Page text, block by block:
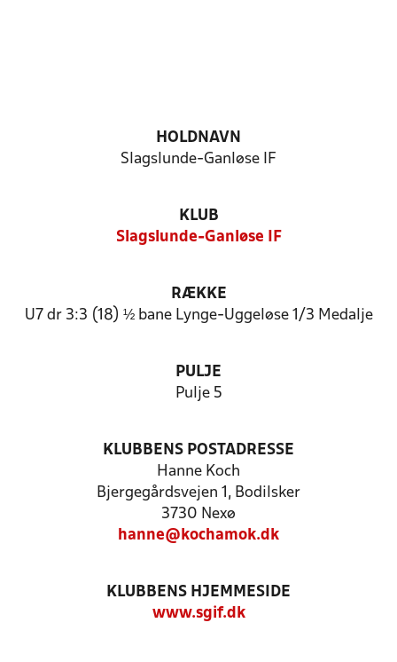
HOLDNAVN
Slagslunde-Ganløse IF
KLUB
Slagslunde-Ganløse IF
RÆKKE
U7 dr 3:3 (18) ½ bane Lynge-Uggeløse 1/3 Medalje
PULJE
Pulje 5
KLUBBENS POSTADRESSE
Hanne Koch
Bjergegårdsvejen 1, Bodilsker
3730 Nexø
hanne@kochamok.dk
KLUBBENS HJEMMESIDE
www.sgif.dk